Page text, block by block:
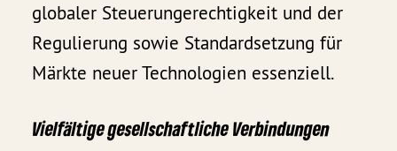
globaler Steuerungerechtigkeit und der
Regulierung sowie Standardsetzung für
Märkte neuer Technologien essenziell.
Vielfältige gesellschaftliche Verbindungen